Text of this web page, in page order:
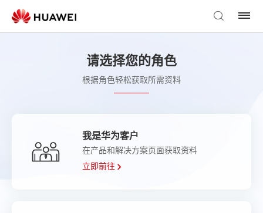
请选择您的角色
根据角色轻松获取所需资料
我是华为客户
在产品和解决方案页面获取资料
立即前往